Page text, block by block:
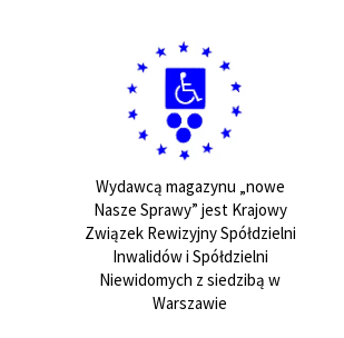
Wydawcą magazynu „nowe
Nasze Sprawy” jest Krajowy
Związek Rewizyjny Spółdzielni
Inwalidów i Spółdzielni
Niewidomych z siedzibą w
Warszawie